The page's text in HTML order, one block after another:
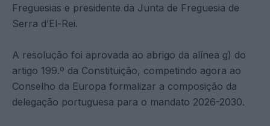
Freguesias e presidente da Junta de Freguesia de
Serra d’El-Rei.
A resolução foi aprovada ao abrigo da alínea g) do
artigo 199.º da Constituição, competindo agora ao
Conselho da Europa formalizar a composição da
delegação portuguesa para o mandato 2026-2030.